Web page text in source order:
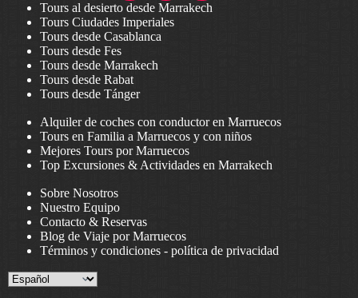
Tours al desierto desde Marrakech
Tours Ciudades Imperiales
Tours desde Casablanca
Tours desde Fes
Tours desde Marrakech
Tours desde Rabat
Tours desde Tánger
Alquiler de coches con conductor en Marruecos
Tours en Familia a Marruecos y con niños
Mejores Tours por Marruecos
Top Excursiones & Actividades en Marrakech
Sobre Nosotros
Nuestro Equipo
Contacto & Reservas
Blog de Viaje por Marruecos
Términos y condiciones - política de privacidad
Choose
a